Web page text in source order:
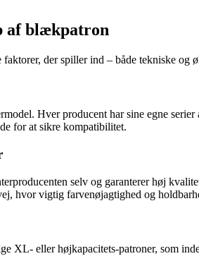
af blækpatron
der spiller ind – både tekniske og
Hver producent har sine egne
for at sikre kompatibilitet.
selv og garanterer høj
hvor vigtig farvenøjagtighed og
XL- eller højkapacitets-patroner, som